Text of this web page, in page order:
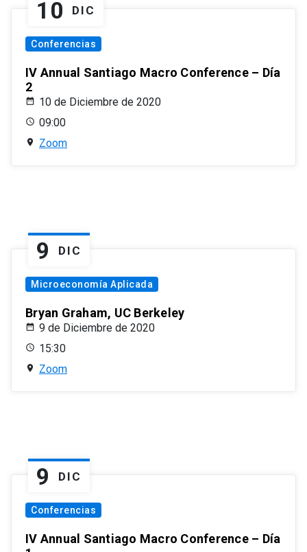
10 DIC
Conferencias
IV Annual Santiago Macro Conference – Día
2
10 de Diciembre de 2020
09:00
Zoom
9 DIC
Microeconomía Aplicada
Bryan Graham, UC Berkeley
9 de Diciembre de 2020
15:30
Zoom
9 DIC
Conferencias
IV Annual Santiago Macro Conference – Día